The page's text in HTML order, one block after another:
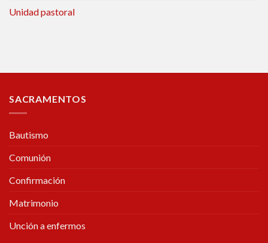
Unidad pastoral
SACRAMENTOS
Bautismo
Comunión
Confirmación
Matrimonio
Unción a enfermos